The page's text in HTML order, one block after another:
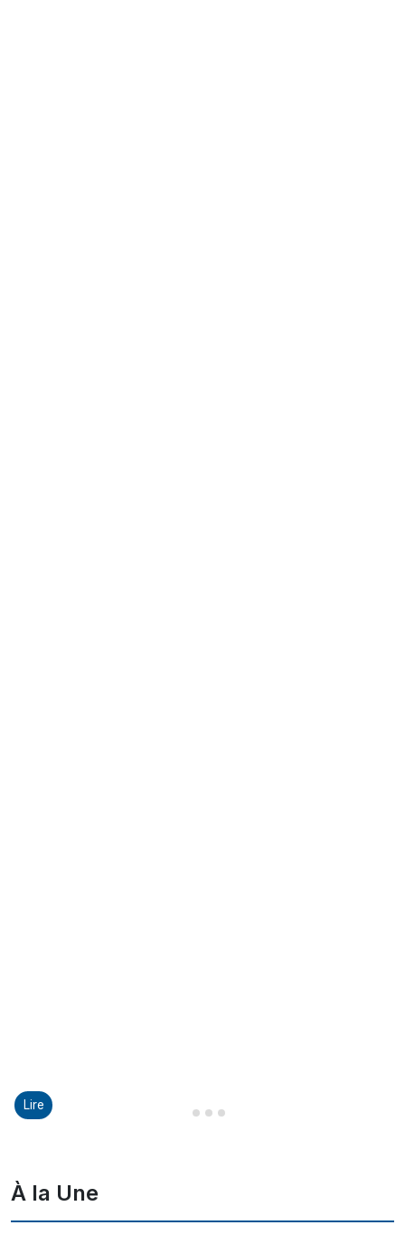
Diapositive 1 sur 8
Diapositive 2 sur 8
Diapositive 3 sur 8
Diapositive 4 sur 8
Lire
À la Une